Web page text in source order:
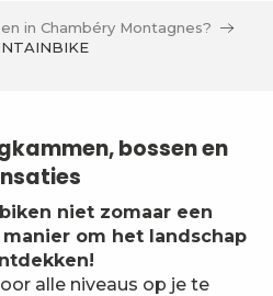
in Chambéry Montagnes?
bossen en
niet zomaar een
om het landschap
alle niveaus op je te